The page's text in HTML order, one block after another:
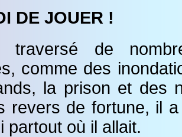
DE JOUER !
traversé de
comme des
la prison et des
revers de fortune, il
partout où il allait.